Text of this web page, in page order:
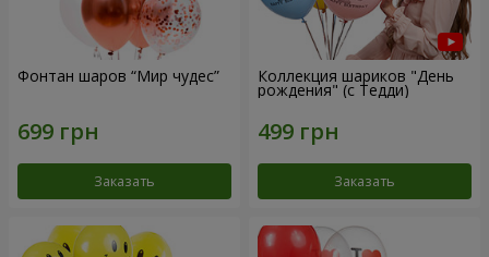
Фонтан шаров “Мир чудес”
Заказать
Коллекция шариков "День
рождения" (с Тедди)
Заказать